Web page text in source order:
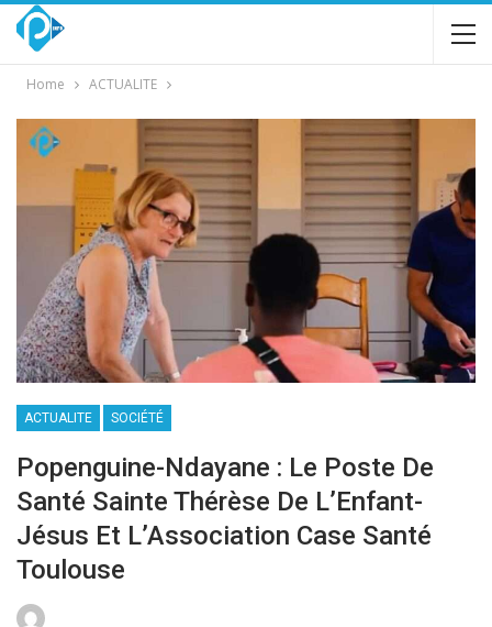
Home ACTUALITE
ACTUALITE SOCIÉTÉ
Popenguine-Ndayane : Le Poste De
Santé Sainte Thérèse De L’Enfant-
Jésus Et L’Association Case Santé
Toulouse